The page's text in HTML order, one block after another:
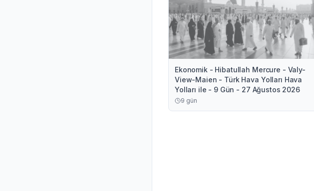
Ekonomik - Hibatullah Mercure - Valy-
View-Maien - Türk Hava Yolları Hava
Yolları ile - 9 Gün - 27 Ağustos 2026
9 gün